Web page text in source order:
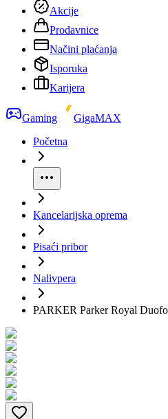
Akcije
Prodavnice
Načini plaćanja
Isporuka
Karijera
Gaming
GigaMAX
Početna
Kancelarijska oprema
Pisaći pribor
Nalivpera
PARKER Parker Royal